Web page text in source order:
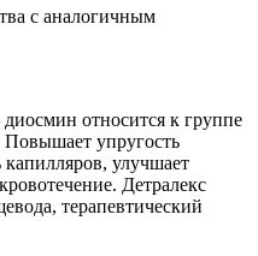
с аналогичным
относится к группе
Повышает упругость
улучшает
Детралекс
терапевтический